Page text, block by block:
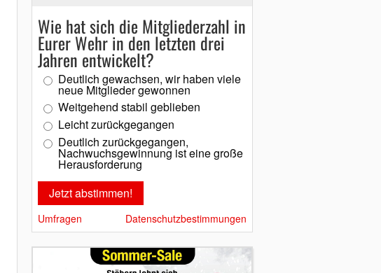
Wie hat sich die Mitgliederzahl in
Eurer Wehr in den letzten drei
Jahren entwickelt?
Deutlich gewachsen, wir haben viele
neue Mitglieder gewonnen
Weitgehend stabil geblieben
Leicht zurückgegangen
Deutlich zurückgegangen,
Nachwuchsgewinnung ist eine große
Herausforderung
Umfragen Datenschutzbestimmungen